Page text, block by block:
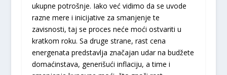
ukupne potrošnje. Iako već vidimo da se uvode
razne mere i inicijative za smanjenje te
zavisnosti, taj se proces neće moći ostvariti u
kratkom roku. Sa druge strane, rast cena
energenata predstavlja značajan udar na budžete
domaćinstava, generišući inflaciju, a time i